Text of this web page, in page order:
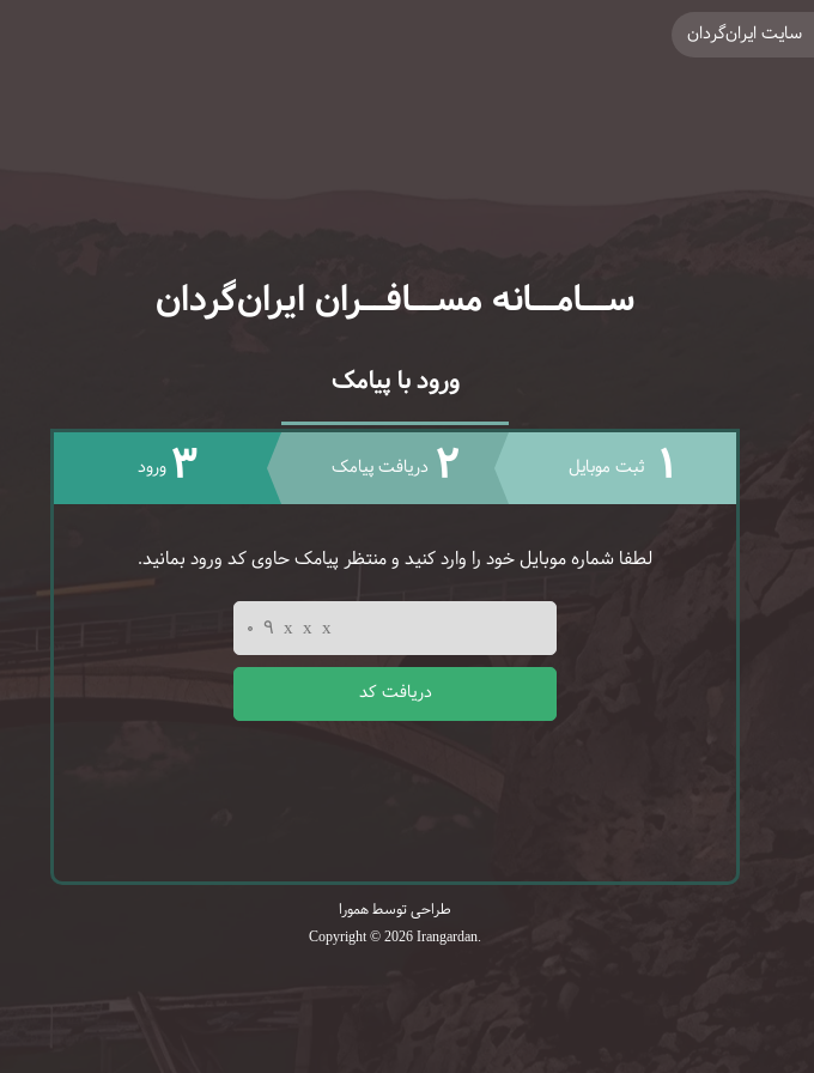
سایت ایران‌گردان
ســامــانه مســافــران ایران‌گردان
ورود با پیامک
1 ثبت موبایل 2 دریافت پیامک 3 ورود
لطفا شماره موبایل خود را وارد کنید و منتظر پیامک حاوی کد ورود بمانید.
دریافت کد
طراحی توسط همورا
Copyright © 2026 Irangardan.